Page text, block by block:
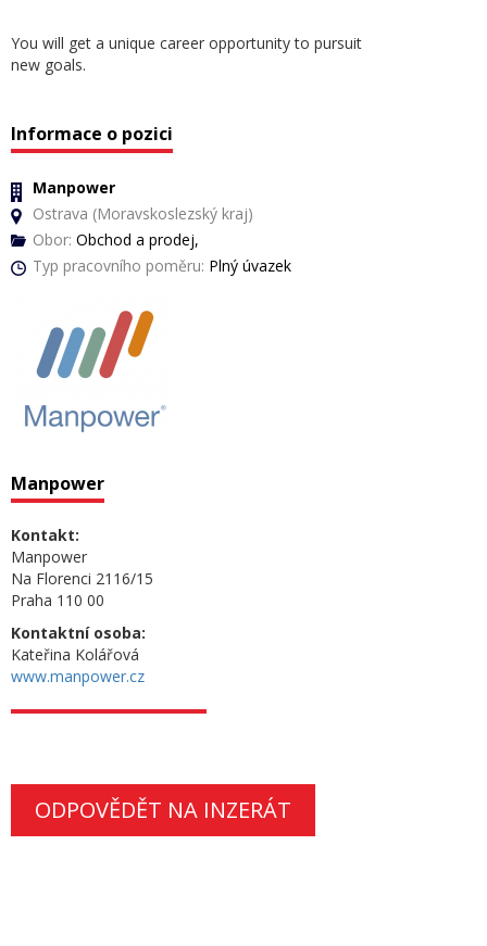
You will get a unique career opportunity to pursuit
new goals.
Informace o pozici
Manpower
Ostrava (Moravskoslezský kraj)
Obor: Obchod a prodej,
Typ pracovního poměru: Plný úvazek
Manpower
Kontakt:
Manpower
Na Florenci 2116/15
Praha 110 00
Kontaktní osoba:
Kateřina Kolářová
www.manpower.cz
ODPOVĚDĚT NA INZERÁT